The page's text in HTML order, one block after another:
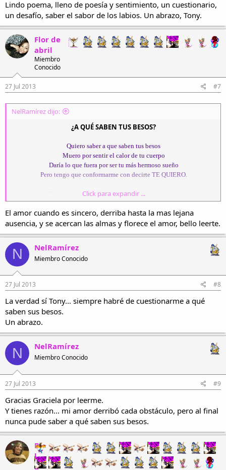
Cada día te espero en nuestro mundo secreto
Para poder repetirte lo mucho que te quiero.
No encuentro la manera de demostrarte lo que por ti siento
Aunque en el fondo sabes que por ti yo muero.
Porque por ti yo le robo hasta al cielo.
Lindo poema, lleno de poesía y sentimiento, un cuestionario,
un desafío, saber el sabor de los labios. Un abrazo, Tony.
Flor de
abril
Miembro
Conocido
27 Jul 2013 #7
NelRamírez dijo:
¿A QUÉ SABEN TUS BESOS?
Quiero saber a que saben tus besos
Muero por sentir el calor de tu cuerpo
Daría lo que fuera por ser tu más hermoso sueño
Pero tengo que conformarme con decirte TE QUIERO.
No sé cómo pude llegar a quererte sin conocerte
No entiendo cómo puedo extrañarte sin tenerte
Cada día te espero en nuestro mundo secreto
Para poder repetirte lo mucho que te quiero.
No encuentro la manera de demostrarte lo que por ti siento
Tú siempre dudas de mis sentimientos
Tan sólo dime lo que de mí quieres
Porque por ti yo le robo hasta al cielo.
Click para expandir ...
El amor cuando es sincero, derriba hasta la mas lejana
ausencia, y se acercan las almas y florece el amor, bello leerte.
N NelRamírez
Miembro Conocido
27 Jul 2013 #8
La verdad sí Tony... siempre habré de cuestionarme a qué
saben sus besos.
Un abrazo.
N NelRamírez
Miembro Conocido
27 Jul 2013 #9
Gracias Graciela por leerme.
Y tienes razón... mi amor derribó cada obstáculo, pero al final
nunca pude saber a qué saben sus besos.
B
l
a